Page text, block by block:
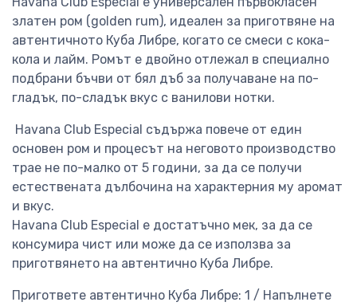
златен ром (golden rum), идеален за приготвяне на
автентичното Куба Либре, когато се смеси с кока-
кола и лайм. Ромът е двойно отлежал в специално
подбрани бъчви от бял дъб за получаване на по-
гладък, по-сладък вкус с ванилови нотки.
Havana Club Especial съдържа повече от един
основен ром и процесът на неговото производство
трае не по-малко от 5 години, за да се получи
естествената дълбочина на характерния му аромат
и вкус.
Havana Club Especial е достатъчно мек, за да се
консумира чист или може да се използва за
приготвянето на автентично Куба Либре.
Пригответе автентично Куба Либре: 1 / Напълнете